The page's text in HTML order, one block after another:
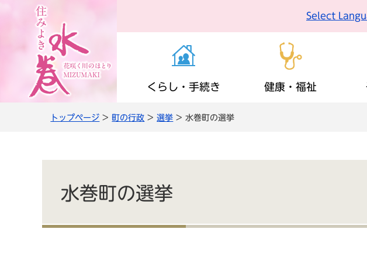
Select
くらし・手続き
上下水道
農商工・就労 安全・安
健康・福祉
トップページ > 町の行政 >選挙 > 水巻町の選挙
水巻町の選挙